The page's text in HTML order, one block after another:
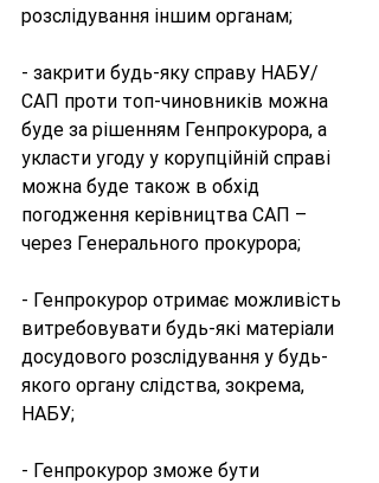
розслідування іншим органам;
- закрити будь-яку справу НАБУ/
САП проти топ-чиновників можна
буде за рішенням Генпрокурора, а
укласти угоду у корупційній справі
можна буде також в обхід
погодження керівництва САП –
через Генерального прокурора;
- Генпрокурор отримає можливість
витребовувати будь-які матеріали
досудового розслідування у будь-
якого органу слідства, зокрема,
НАБУ;
- Генпрокурор зможе бути